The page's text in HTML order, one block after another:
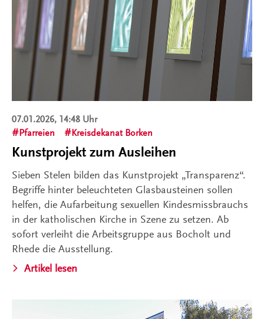
07.01.2026, 14:48 Uhr
Pfarreien
Kreisdekanat Borken
Kunstprojekt zum Ausleihen
Sieben Stelen bilden das Kunstprojekt „Transparenz“.
Begriffe hinter beleuchteten Glasbausteinen sollen
helfen, die Aufarbeitung sexuellen Kindesmissbrauchs
in der katholischen Kirche in Szene zu setzen. Ab
sofort verleiht die Arbeitsgruppe aus Bocholt und
Rhede die Ausstellung.
Artikel lesen